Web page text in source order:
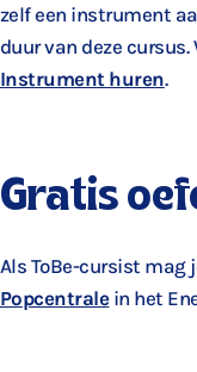
zelf een instrument
duur van deze
Instrument huren.
Gratis
Als ToBe-cursist
Popcentralein het